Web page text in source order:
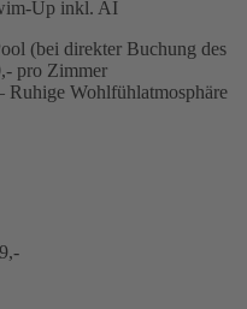
Up inkl. AI
(bei direkter Buchung des
pro Zimmer
Wohlfühlatmosphäre